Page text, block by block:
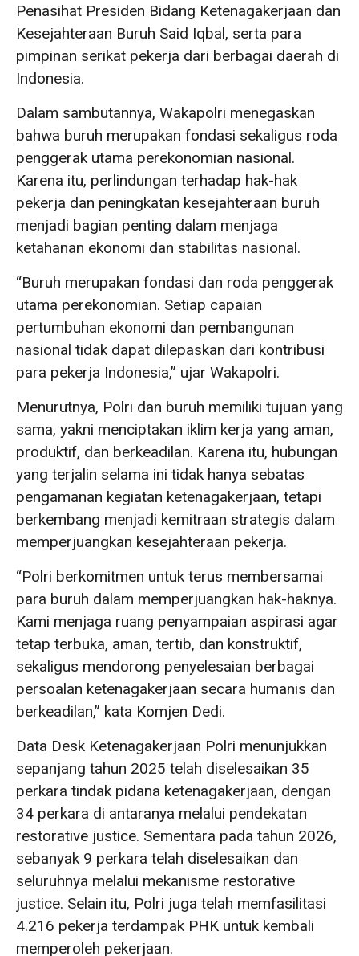
Penasihat Presiden Bidang Ketenagakerjaan dan
Kesejahteraan Buruh Said Iqbal, serta para
pimpinan serikat pekerja dari berbagai daerah di
Indonesia.
Dalam sambutannya, Wakapolri menegaskan
bahwa buruh merupakan fondasi sekaligus roda
penggerak utama perekonomian nasional.
Karena itu, perlindungan terhadap hak-hak
pekerja dan peningkatan kesejahteraan buruh
menjadi bagian penting dalam menjaga
ketahanan ekonomi dan stabilitas nasional.
“Buruh merupakan fondasi dan roda penggerak
utama perekonomian. Setiap capaian
pertumbuhan ekonomi dan pembangunan
nasional tidak dapat dilepaskan dari kontribusi
para pekerja Indonesia,” ujar Wakapolri.
Menurutnya, Polri dan buruh memiliki tujuan yang
sama, yakni menciptakan iklim kerja yang aman,
produktif, dan berkeadilan. Karena itu, hubungan
yang terjalin selama ini tidak hanya sebatas
pengamanan kegiatan ketenagakerjaan, tetapi
berkembang menjadi kemitraan strategis dalam
memperjuangkan kesejahteraan pekerja.
“Polri berkomitmen untuk terus membersamai
para buruh dalam memperjuangkan hak-haknya.
Kami menjaga ruang penyampaian aspirasi agar
tetap terbuka, aman, tertib, dan konstruktif,
sekaligus mendorong penyelesaian berbagai
persoalan ketenagakerjaan secara humanis dan
berkeadilan,” kata Komjen Dedi.
Data Desk Ketenagakerjaan Polri menunjukkan
sepanjang tahun 2025 telah diselesaikan 35
perkara tindak pidana ketenagakerjaan, dengan
34 perkara di antaranya melalui pendekatan
restorative justice. Sementara pada tahun 2026,
sebanyak 9 perkara telah diselesaikan dan
seluruhnya melalui mekanisme restorative
justice. Selain itu, Polri juga telah memfasilitasi
4.216 pekerja terdampak PHK untuk kembali
memperoleh pekerjaan.